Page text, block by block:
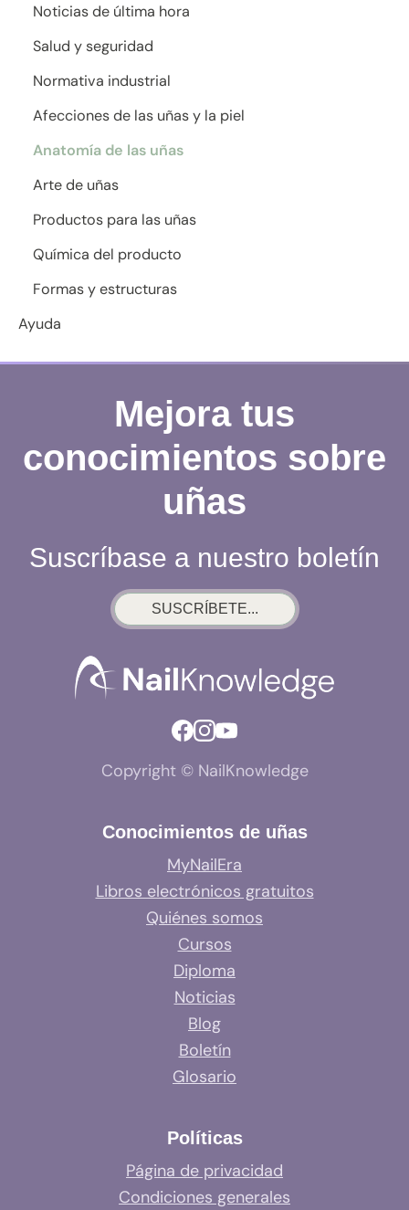
Noticias de última hora
Salud y seguridad
Normativa industrial
Afecciones de las uñas y la piel
Anatomía de las uñas
Arte de uñas
Productos para las uñas
Química del producto
Formas y estructuras
Ayuda
Mejora tus
conocimientos sobre
uñas
Suscríbase a nuestro boletín
SUSCRÍBETE...
Copyright © NailKnowledge
Conocimientos de uñas
MyNailEra
Libros electrónicos gratuitos
Quiénes somos
Cursos
Diploma
Noticias
Blog
Boletín
Glosario
Políticas
Página de privacidad
Condiciones generales